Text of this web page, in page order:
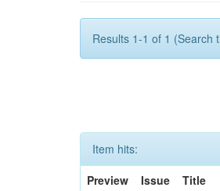
Results 1-1 of 1 (Search
Item hits:
Preview
Issue
Title